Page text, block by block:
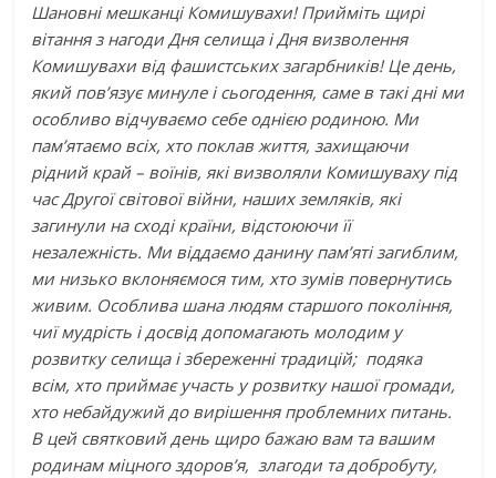
Шановні мешканці Комишувахи! Прийміть щирі
вітання з нагоди Дня селища і Дня визволення
Комишувахи від фашистських загарбників! Це день,
який пов’язує минуле і сьогодення, саме в такі дні ми
особливо відчуваємо себе однією родиною. Ми
пам’ятаємо всіх, хто поклав життя, захищаючи
рідний край – воїнів, які визволяли Комишуваху під
час Другої світової війни, наших земляків, які
загинули на сході країни, відстоюючи її
незалежність. Ми віддаємо данину пам’яті загиблим,
ми низько вклоняємося тим, хто зумів повернутись
живим. Особлива шана людям старшого покоління,
чиї мудрість і досвід допомагають молодим у
розвитку селища і збереженні традицій; подяка
всім, хто приймає участь у розвитку нашої громади,
хто небайдужий до вирішення проблемних питань.
В цей святковий день щиро бажаю вам та вашим
родинам міцного здоров’я, злагоди та добробуту,